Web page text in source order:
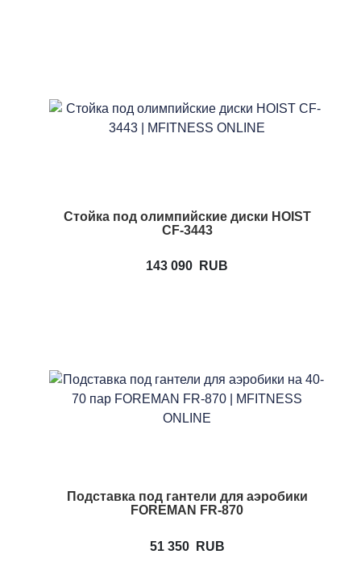
Стойка под олимпийские диски HOIST
CF-3443
143 090 RUB
Подставка под гантели для аэробики
FOREMAN FR-870
51 350 RUB